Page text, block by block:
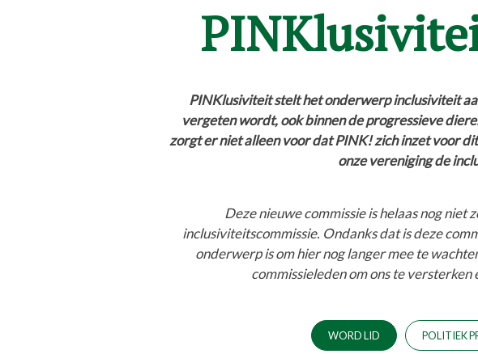
PINKlusiviteit stelt het onderwerp inclusiviteit
vergeten wordt, ook binnen de progressieve
zorgt er niet alleen voor dat PINK! zich inzet voor
onze vereniging de
Deze nieuwe commissie is helaas nog niet
inclusiviteitscommissie. Ondanks dat is deze
onderwerp is om hier nog langer mee te
commissieleden om ons te
WORD LID POLITIEK